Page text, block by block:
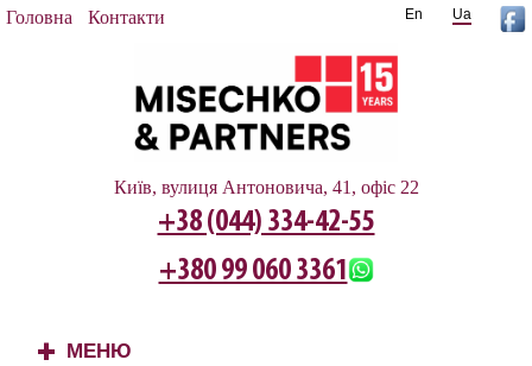
Головна Контакти Ua
En
Київ, вулиця Антоновича, 41, офіс 22
+38 (044) 334-42-55
+380 99 060 3361
+ МЕНЮ